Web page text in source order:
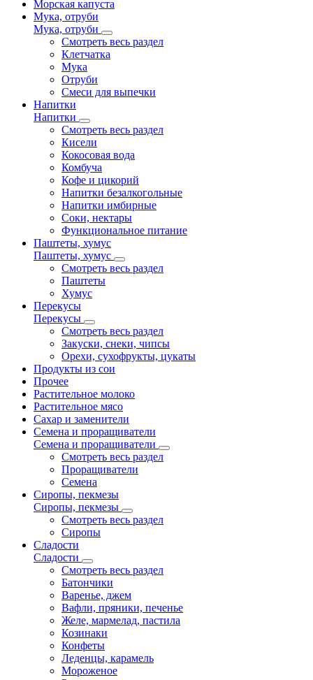
Морская капуста
Мука, отруби
Мука, отруби
Смотреть весь раздел
Клетчатка
Мука
Отруби
Смеси для выпечки
Напитки
Напитки
Смотреть весь раздел
Кисели
Кокосовая вода
Комбуча
Кофе и цикорий
Напитки безалкогольные
Напитки имбирные
Соки, нектары
Функциональное питание
Паштеты, хумус
Паштеты, хумус
Смотреть весь раздел
Паштеты
Хумус
Перекусы
Перекусы
Смотреть весь раздел
Закуски, снеки, чипсы
Орехи, сухофрукты, цукаты
Продукты из сои
Прочее
Растительное молоко
Растительное мясо
Сахар и заменители
Семена и проращиватели
Семена и проращиватели
Смотреть весь раздел
Проращиватели
Семена
Сиропы, пекмезы
Сиропы, пекмезы
Смотреть весь раздел
Сиропы
Сладости
Сладости
Смотреть весь раздел
Батончики
Варенье, джем
Вафли, пряники, печенье
Желе, мармелад, пастила
Козинаки
Конфеты
Леденцы, карамель
Мороженое